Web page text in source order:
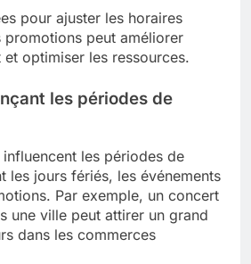
pour ajuster les horaires
promotions peut améliorer
et optimiser les ressources.
les périodes de
les périodes de
les jours fériés, les événements
Par exemple, un concert
une ville peut attirer un grand
dans les commerces